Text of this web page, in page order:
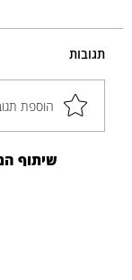
תגובות
הוספת
שיתוף